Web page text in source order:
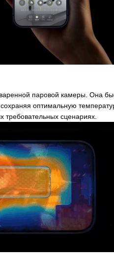
паровой камеры. Она
оптимальную
требовательных сценариях.